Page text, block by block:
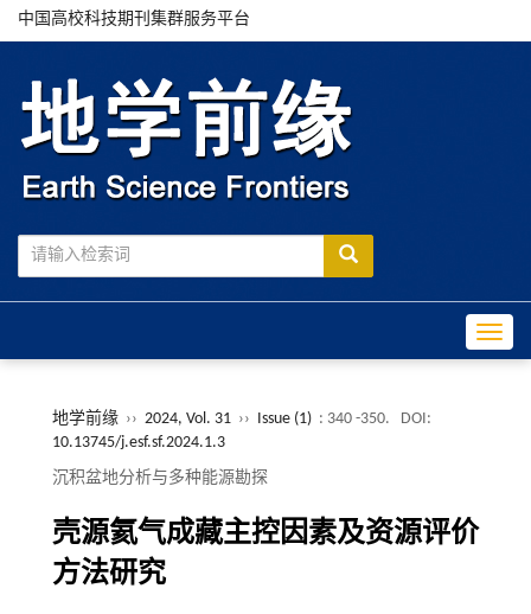
中国高校科技期刊集群服务平台
地学前缘 ›› 2024, Vol. 31 ›› Issue (1) : 340 -350.
DOI:
10.13745/j.esf.sf.2024.1.3
沉积盆地分析与多种能源勘探
壳源氦气成藏主控因素及资源评价
方法研究